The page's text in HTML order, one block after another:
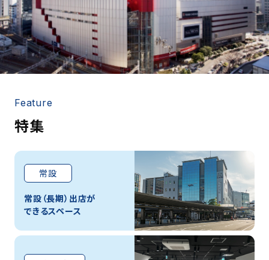
Feature
特集
常設
常設（長期）出店が
できるスペース